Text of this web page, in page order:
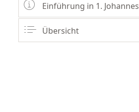
Einführung in 1. Johannes
Übersicht